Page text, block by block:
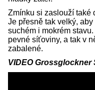
Zmínku si zaslouží také
Je přesně tak velký,
suchém i mokrém
pevné síťoviny, a tak v
zabalené.
VIDEO Grossglockner